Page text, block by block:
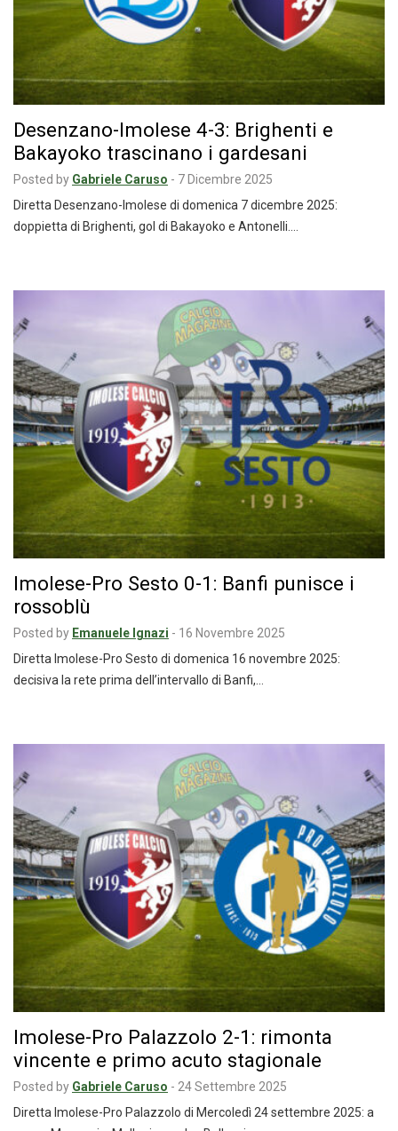
Desenzano-Imolese 4-3: Brighenti e
Bakayoko trascinano i gardesani
Posted by Gabriele Caruso - 7 Dicembre 2025
Diretta Desenzano-Imolese di domenica 7 dicembre 2025:
doppietta di Brighenti, gol di Bakayoko e Antonelli.…
Imolese-Pro Sesto 0-1: Banfi punisce i
rossoblù
Posted by Emanuele Ignazi - 16 Novembre 2025
Diretta Imolese-Pro Sesto di domenica 16 novembre 2025:
decisiva la rete prima dell’intervallo di Banfi,…
Imolese-Pro Palazzolo 2-1: rimonta
vincente e primo acuto stagionale
Posted by Gabriele Caruso - 24 Settembre 2025
Diretta Imolese-Pro Palazzolo di Mercoledì 24 settembre 2025: a